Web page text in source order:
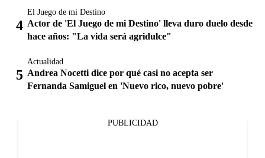
El Juego de mi Destino
Actor de 'El Juego de mi Destino' lleva duro duelo desde
hace años: "La vida será agridulce"
Actualidad
Andrea Nocetti dice por qué casi no acepta ser
Fernanda Samiguel en 'Nuevo rico, nuevo pobre'
PUBLICIDAD